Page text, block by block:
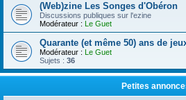
(Web)zine Les Songes d'Obéron
Discussions publiques sur l'ezine
Modérateur : Le Guet
Quarante (et même 50) ans de
Modérateur : Le Guet
Sujets : 36
Petites